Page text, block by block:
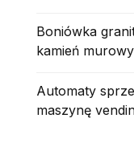
Boniówka
kamień murowy
Automaty
maszynę